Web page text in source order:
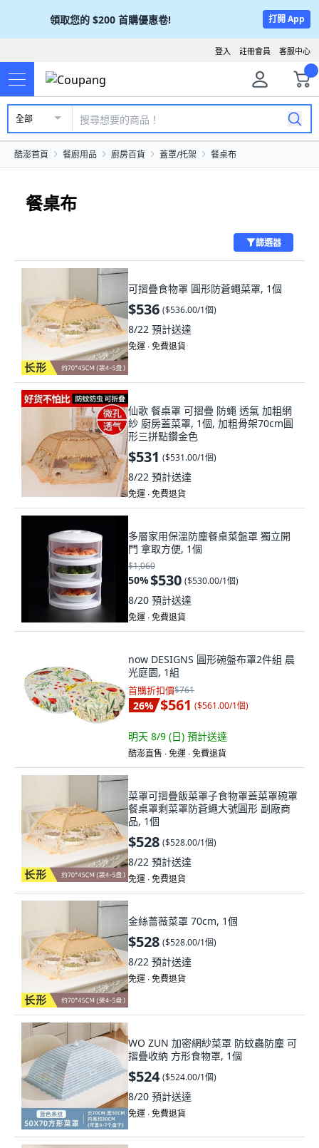
領取您的 $200 首購優惠卷! 打開 App
客服中心
註冊會員
登入
全部
酷澎首頁 餐廚用品 廚房百貨 蓋罩/托架 餐桌布
餐桌布
篩選器
可摺疊食物罩 圓形防蒼蠅菜罩, 1個
$536 ($536.00/1個)
8/22 預計送達
免運 ∙ 免費退貨
仙歌 餐桌罩 可摺疊 防蠅 透氣 加粗網
紗 廚房蓋菜罩, 1個, 加粗骨架70cm圓
形三拼點鑽金色
$531 ($531.00/1個)
8/22 預計送達
免運 ∙ 免費退貨
多層家用保溫防塵餐桌菜盤罩 獨立開
門 拿取方便, 1個
$1,060
50%$530 ($530.00/1個)
8/20 預計送達
免運 ∙ 免費退貨
now DESIGNS 圓形碗盤布罩2件組 晨
光庭園, 1組
首購折扣價$761
26% $561 ($561.00/1個)
明天 8/9 (日) 預計送達
酷澎直售 ∙ 免運 ∙ 免費退貨
菜罩可摺疊飯菜罩子食物罩蓋菜罩碗罩
餐桌罩剩菜罩防蒼蠅大號圓形 副廠商
品, 1個
$528 ($528.00/1個)
8/22 預計送達
免運 ∙ 免費退貨
金絲薔薇菜罩 70cm, 1個
$528 ($528.00/1個)
8/22 預計送達
免運 ∙ 免費退貨
WO ZUN 加密網紗菜罩 防蚊蟲防塵 可
摺疊收納 方形食物罩, 1個
$524 ($524.00/1個)
8/20 預計送達
免運 ∙ 免費退貨